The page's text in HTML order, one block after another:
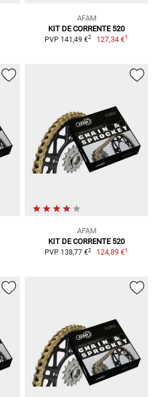
AFAM
KIT DE CORRENTE 520
PVP 141,49 €2 127,34 €1
AFAM
KIT DE CORRENTE 520
PVP 138,77 €2 124,89 €1